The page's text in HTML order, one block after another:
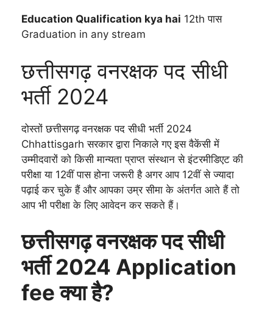
Education Qualification kya hai 12th पास
Graduation in any stream
छत्तीसगढ़ वनरक्षक पद सीधी
भर्ती 2024
दोस्तों छत्तीसगढ़ वनरक्षक पद सीधी भर्ती 2024
Chhattisgarh सरकार द्वारा निकाले गए इस वैकेंसी में
उम्मीदवारों को किसी मान्यता प्राप्त संस्थान से इंटरमीडिएट की
परीक्षा या 12वीं पास होना जरूरी है अगर आप 12वीं से ज्यादा
पढ़ाई कर चुके हैं और आपका उम्र सीमा के अंतर्गत आते हैं तो
आप भी परीक्षा के लिए आवेदन कर सकते हैं।
छत्तीसगढ़ वनरक्षक पद सीधी
भर्ती 2024 Application
fee क्या है?